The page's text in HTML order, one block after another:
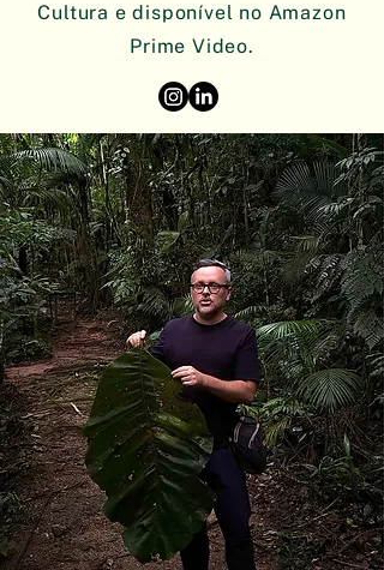
Cultura e disponível no Amazon
Prime Video.